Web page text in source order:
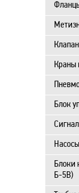
Краны
Блок
Блоки
Б-5В)